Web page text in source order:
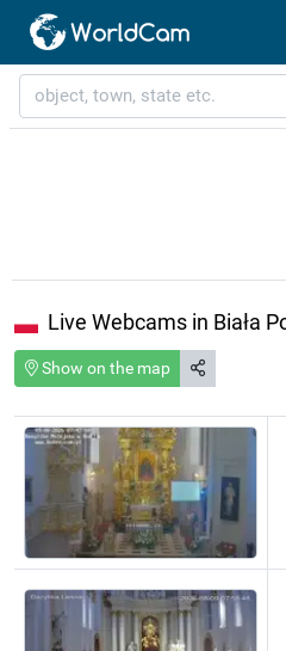
Live Webcams in Biała
Show on the map